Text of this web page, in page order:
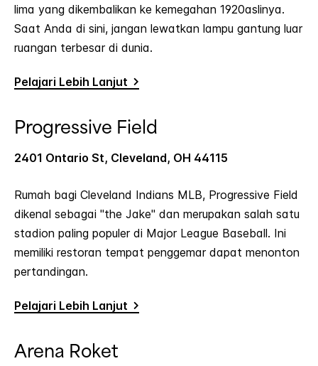
lima yang dikembalikan ke kemegahan 1920aslinya.
Saat Anda di sini, jangan lewatkan lampu gantung luar
ruangan terbesar di dunia.
Pelajari Lebih Lanjut
Progressive Field
2401 Ontario St, Cleveland, OH 44115
Rumah bagi Cleveland Indians MLB, Progressive Field
dikenal sebagai "the Jake" dan merupakan salah satu
stadion paling populer di Major League Baseball. Ini
memiliki restoran tempat penggemar dapat menonton
pertandingan.
Pelajari Lebih Lanjut
Arena Roket